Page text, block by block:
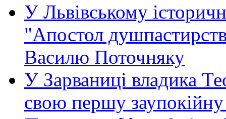
У Львівському
"Апостол
Василю Поточняку
У Зарваниці владика
свою першу